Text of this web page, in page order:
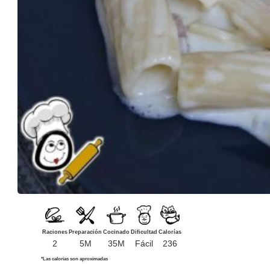
Raciones
2
Preparación
5M
Cocinado
35M
Dificultad
Fácil
Calorías
236
*Las calorías son aproximadas